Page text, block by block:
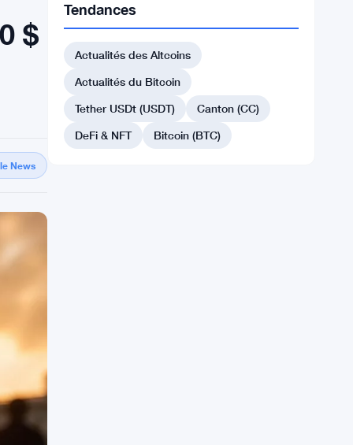
$
News
Tendances
Actualités des Altcoins
Actualités du Bitcoin
Tether USDt (USDT)
Canton (CC)
DeFi & NFT
Bitcoin (BTC)